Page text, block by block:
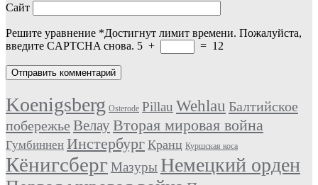
Сайт
Решите уравнение *Достигнут лимит времени. Пожалуйста,
введите CAPTCHA снова. 5 + = 12
Koenigsberg Osterode Pillau Wehlau Балтийское
побережье ВелауВторая мировая война
Гумбиннен Инстербург Кранц Куршская коса
Кёнигсберг Мазуры Немецкий орден